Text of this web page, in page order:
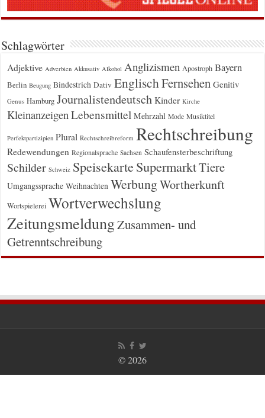
Schlagwörter
Adjektive Adverbien Akkusativ Alkohol Anglizismen Apostroph Bayern
Berlin Beugung Bindestrich Dativ EnglischFernsehen Genitiv
Genus Hamburg Journalistendeutsch Kinder Kirche
Kleinanzeigen Lebensmittel Mehrzahl Mode Musiktitel
Perfektpartizipien Plural Rechtschreibreform Rechtschreibung
Redewendungen Regionalsprache Sachsen Schaufensterbeschriftung
Schilder Schweiz Speisekarte SupermarktTiere
Umgangssprache Weihnachten WerbungWortherkunft
Wortspielerei Wortverwechslung
ZeitungsmeldungZusammen- und
Getrenntschreibung
© 2026